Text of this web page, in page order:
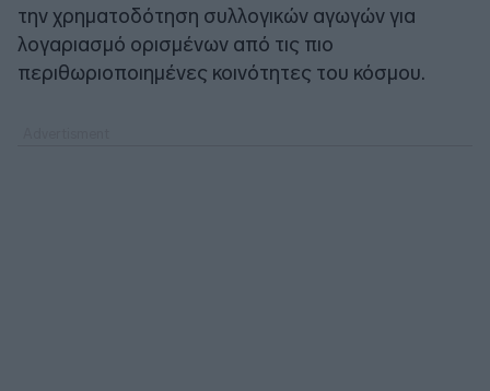
την χρηματοδότηση συλλογικών αγωγών για
λογαριασμό ορισμένων από τις πιο
περιθωριοποιημένες κοινότητες του κόσμου.